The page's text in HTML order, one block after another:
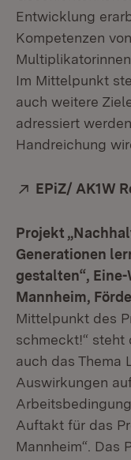
Entwicklung
Kompetenzen
Im Mittelpunkt
auch weitere
adressiert
Handreichung
Extern:
EPiZ/ AK1W
Projekt
Generationen
gestalten“,
Mannheim,
Mittelpunkt des
schmeckt!“ steht
auch das Thema
Auswirkungen
Auftakt für das
Mannheim“. Das